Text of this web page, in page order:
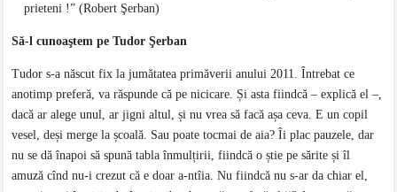
prieteni !” (Robert Şerban)
Să-l cunoaştem pe Tudor Şerban
Tudor s-a născut fix la jumătatea primăverii anului 2011. Întrebat ce
anotimp preferă, va răspunde că pe nicicare. Și asta fiindcă – explică el –,
dacă ar alege unul, ar jigni altul, și nu vrea să facă așa ceva. E un copil
vesel, deși merge la școală. Sau poate tocmai de aia? Îi plac pauzele, dar
nu se dă înapoi să spună tabla înmulțirii, fiindcă o știe pe sărite și îl
amuză cînd nu-i crezut că e doar a-ntîia. Nu fiindcă nu s-ar da chiar el,